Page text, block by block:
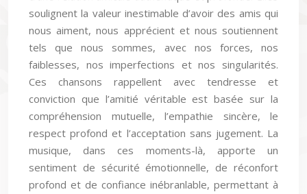
soulignent la valeur inestimable d’avoir des amis qui
nous aiment, nous apprécient et nous soutiennent
tels que nous sommes, avec nos forces, nos
faiblesses, nos imperfections et nos singularités.
Ces chansons rappellent avec tendresse et
conviction que l’amitié véritable est basée sur la
compréhension mutuelle, l’empathie sincère, le
respect profond et l’acceptation sans jugement. La
musique, dans ces moments-là, apporte un
sentiment de sécurité émotionnelle, de réconfort
profond et de confiance inébranlable, permettant à